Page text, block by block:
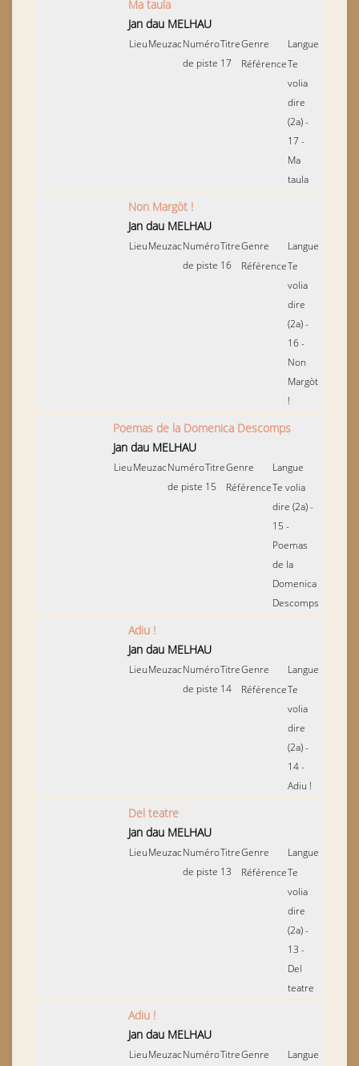
Ma taula
Jan dau MELHAU
LieuMeuzacNuméro
de piste
Titre
17
Genre
Langue
RéférenceTe
volia
dire
(2a) -
17 -
Ma
taula
Non Margòt !
Jan dau MELHAU
LieuMeuzacNuméro
de piste
Titre
16
Genre
Langue
RéférenceTe
volia
dire
(2a) -
16 -
Non
Margòt
!
Poemas de la Domenica Descomps
Jan dau MELHAU
LieuMeuzacNuméro
de piste
Titre
15
Genre
Langue
RéférenceTe volia
dire (2a) -
15 -
Poemas
de la
Domenica
Descomps
Adiu !
Jan dau MELHAU
LieuMeuzacNuméro
de piste
Titre
14
Genre
Langue
RéférenceTe
volia
dire
(2a) -
14 -
Adiu !
Del teatre
Jan dau MELHAU
LieuMeuzacNuméro
de piste
Titre
13
Genre
Langue
RéférenceTe
volia
dire
(2a) -
13 -
Del
teatre
Adiu !
Jan dau MELHAU
LieuMeuzacNuméroTitreGenre
Langue